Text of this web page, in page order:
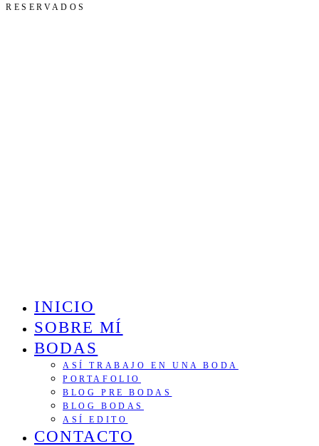
RESERVADOS
INICIO
SOBRE MÍ
BODAS
ASÍ TRABAJO EN UNA BODA
PORTAFOLIO
BLOG PRE BODAS
BLOG BODAS
ASÍ EDITO
CONTACTO